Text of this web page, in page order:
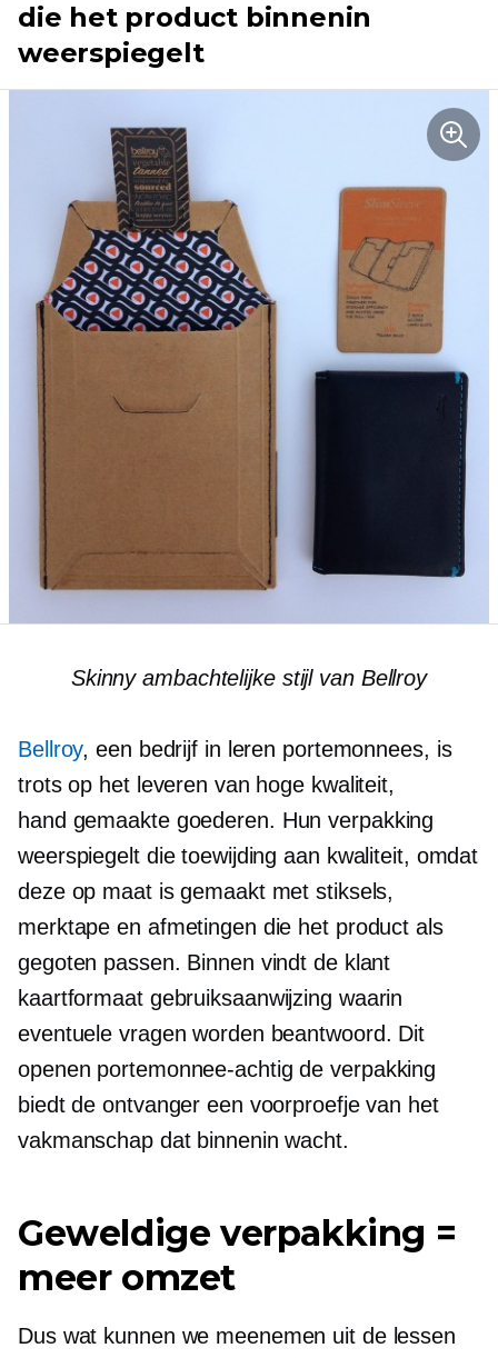
die het product binnenin
weerspiegelt
Skinny ambachtelijke stijl van Bellroy
Bellroy, een bedrijf in leren portemonnees, is
trots op het leveren van hoge kwaliteit,
hand gemaaktegoederen. Hun verpakking
weerspiegelt die toewijding aan kwaliteit, omdat
deze op maat is gemaakt met stiksels,
merktape en afmetingen die het product als
gegoten passen. Binnen vindt de klant
kaartformaatgebruiksaanwijzing waarin
eventuele vragen worden beantwoord. Dit
openen portemonnee-achtig de verpakking
biedt de ontvanger een voorproefje van het
vakmanschap dat binnenin wacht.
Geweldige verpakking =
meer omzet
Dus wat kunnen we meenemen uit de lessen